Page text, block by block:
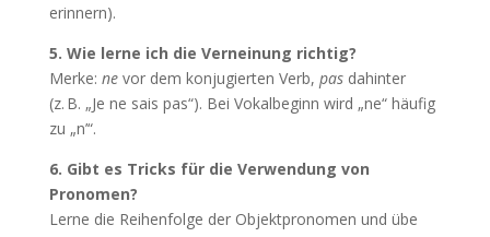
erinnern).
5. Wie lerne ich die Verneinung richtig?
Merke: nevor dem konjugierten Verb, pasdahinter
(z. B. „Je ne sais pas“). Bei Vokalbeginn wird „ne“ häufig
zu „n’“.
6. Gibt es Tricks für die Verwendung von
Pronomen?
Lerne die Reihenfolge der Objektpronomen und übe